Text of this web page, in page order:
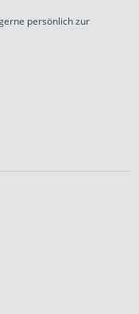
persönlich zur